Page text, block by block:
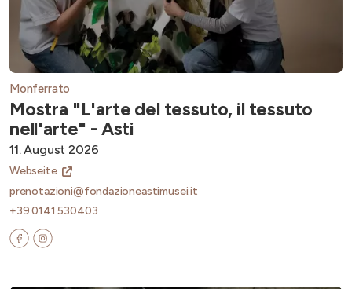
Monferrato
Mostra "L'arte del tessuto, il tessuto
nell'arte" - Asti
11. August 2026
Webseite
prenotazioni@fondazioneastimusei.it
+39 0141 530403